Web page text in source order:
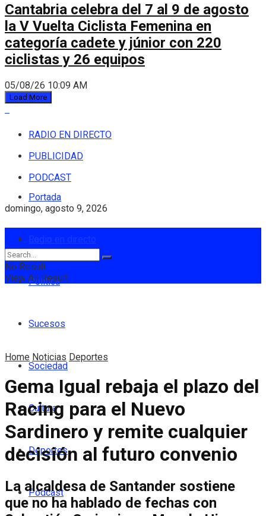
Cantabria celebra del 7 al 9 de agosto
la V Vuelta Ciclista Femenina en
categoría cadete y júnior con 220
ciclistas y 26 equipos
05/08/26 10:09 AM
Load More
RADIO EN DIRECTO
PUBLICIDAD
PODCAST
domingo, agosto 9, 2026
Portada
Política
Sucesos
Sociedad
Cultura
Deportes
Podcast
No Result
View All Result
Home Noticias Deportes
Gema Igual rebaja el plazo del
Racing para el Nuevo
Sardinero y remite cualquier
decisión al futuro convenio
La alcaldesa de Santander sostiene
que no ha hablado de fechas con